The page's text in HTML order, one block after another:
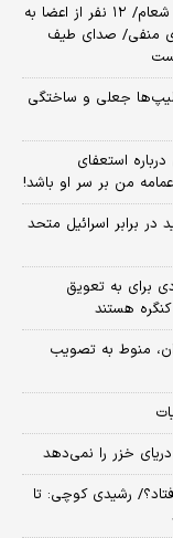
اظهارات جدید معاون پزشکیان درباره تصمیم‌گیری شعام/ ۱۲ نفر از اعضا به
منفی/ صدای طیف
جعلی و ساختگی
استعفای
من بر سر او باشد!
در برابر اسرائیل متحد
برای به تعویق
هستند
منوط به تصویب
خزر را نمی‌دهد
رشیدی کوچی: تا